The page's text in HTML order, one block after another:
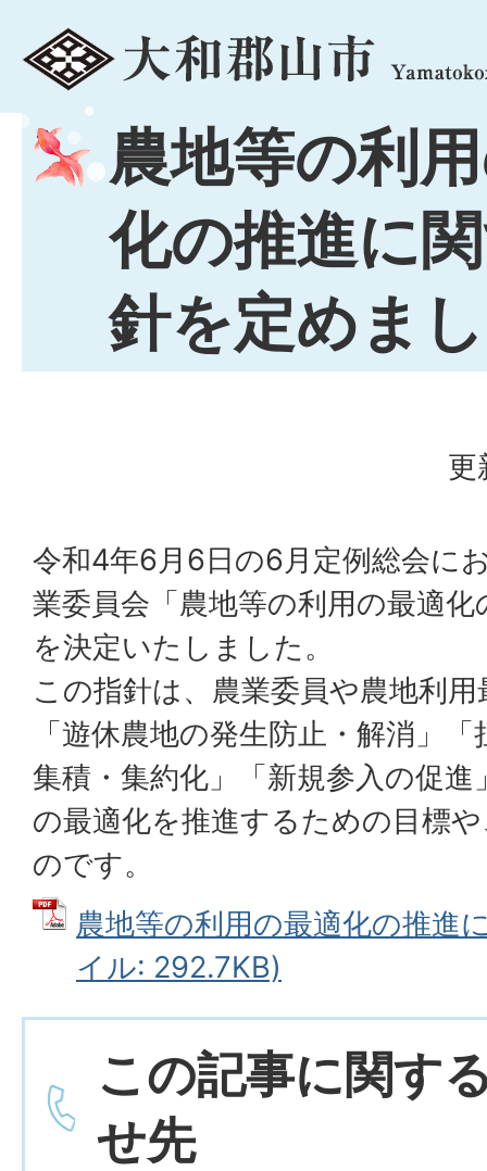
menu
農地等の利
化の推進に
針を定めま
更
令和4年6月6日の6月定例総会に
業委員会「農地等の利用の最適
を決定いたしました。
この指針は、農業委員や農地利
「遊休農地の発生防止・解消」
集積・集約化」「新規参入の促
の最適化を推進するための目標
のです。
農地等の利用の最適化の推進
イル: 292.7KB)
この記事に関す
せ先